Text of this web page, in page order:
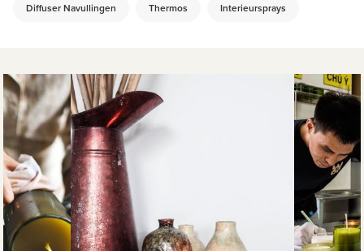
Diffuser Navullingen Thermos Interieursprays